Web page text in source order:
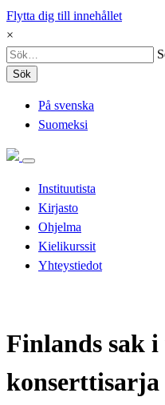
Flytta dig till innehållet
×
Sök
På svenska
Suomeksi
Instituutista
Kirjasto
Ohjelma
Kielikurssit
Yhteystiedot
Finlands sak i